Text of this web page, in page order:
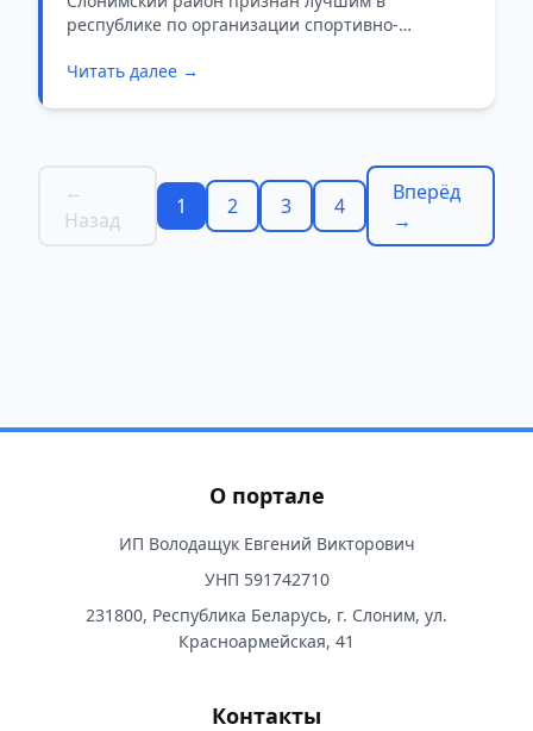
республике по организации спортивно-
Читать далее →
←
Назад
1 2 3 4
Вперёд
→
О портале
ИП Володащук Евгений Викторович
УНП 591742710
231800, Республика Беларусь, г. Слоним, ул.
Красноармейская, 41
Контакты